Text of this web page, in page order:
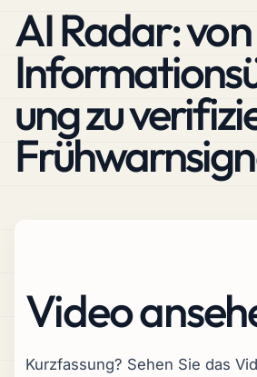
AI Radar: von
ung zu
Video
Kurzfassung? Sehen Sie das